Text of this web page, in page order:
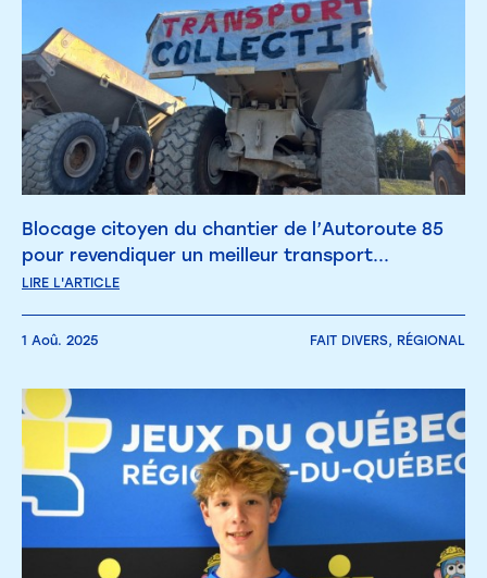
Blocage citoyen du chantier de l’Autoroute 85
pour revendiquer un meilleur transport...
LIRE L'ARTICLE
1 Aoû. 2025 FAIT DIVERS, RÉGIONAL